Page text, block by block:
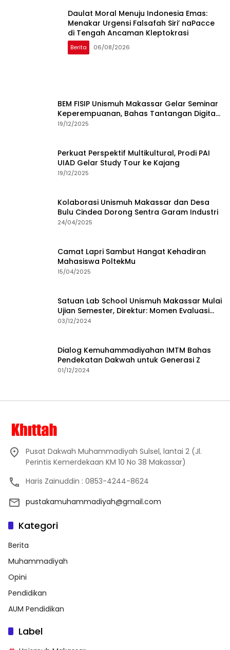
Daulat Moral Menuju Indonesia Emas:
Menakar Urgensi Falsafah Siri’ naPacce
di Tengah Ancaman Kleptokrasi
Berita 06/08/2026
BEM FISIP Unismuh Makassar Gelar Seminar
Keperempuanan, Bahas Tantangan Digital
dan Budaya Lokal
19/12/2025
Perkuat Perspektif Multikultural, Prodi PAI
UIAD Gelar Study Tour ke Kajang
19/12/2025
Kolaborasi Unismuh Makassar dan Desa
Bulu Cindea Dorong Sentra Garam Industri
24/04/2025
Camat Lapri Sambut Hangat Kehadiran
Mahasiswa PoltekMu
15/04/2025
Satuan Lab School Unismuh Makassar Mulai
Ujian Semester, Direktur: Momen Evaluasi
Proses Pembelajaran
03/12/2024
Dialog Kemuhammadiyahan IMTM Bahas
Pendekatan Dakwah untuk Generasi Z
01/12/2024
Pusat Dakwah Muhammadiyah Sulsel, lantai 2 (Jl.
Perintis Kemerdekaan KM 10 No 38 Makassar)
Haris Zainuddin : 0853-4244-8624
pustakamuhammadiyah@gmail.com
Kategori
Berita
Muhammadiyah
Opini
Pendidikan
AUM Pendidikan
Label